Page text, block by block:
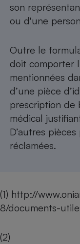
son
ou d'une
Outre le
doit comporter
mentionnées
d’une pièce
prescription de
médical
D’autres
réclamées.
(1) http://
8/documents-
(2)